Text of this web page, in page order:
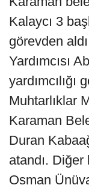
Kalaycı 3
görevden
Yardımcısı
yardımcılığı
Muhtarlıklar
Karaman
Duran
atandı. Diğer
Osman